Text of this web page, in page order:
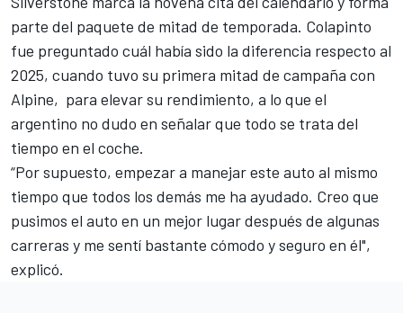
parte del paquete de mitad de temporada. Colapinto
fue preguntado cuál había sido la diferencia respecto al
2025, cuando tuvo su primera mitad de campaña con
Alpine, para elevar su rendimiento, a lo que el
argentino no dudo en señalar que todo se trata del
tiempo en el coche.
“Por supuesto, empezar a manejar este auto al mismo
tiempo que todos los demás me ha ayudado. Creo que
pusimos el auto en un mejor lugar después de algunas
carreras y me sentí bastante cómodo y seguro en él",
explicó.